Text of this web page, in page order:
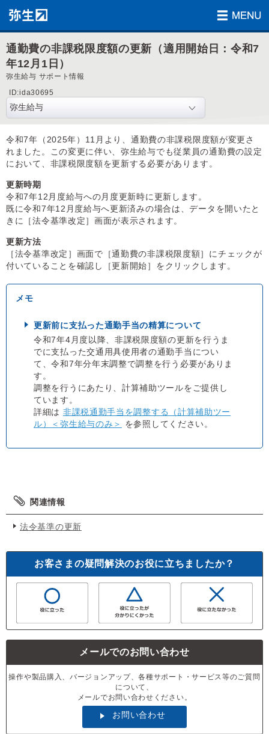
通勤費の非課税限度額の更新（適用開始日：令和7
年12月1日）
弥生給与 サポート情報
ID:ida30695
令和7年（2025年）11月より、通勤費の非課税限度額が変更さ
れました。この変更に伴い、弥生給与でも従業員の通勤費の設定
において、非課税限度額を更新する必要があります。
更新時期
令和7年12月度給与への月度更新時に更新します。
既に令和7年12月度給与へ更新済みの場合は、データを開いたと
きに［法令基準改定］画面が表示されます。
更新方法
［法令基準改定］画面で［通勤費の非課税限度額］にチェックが
付いていることを確認し［更新開始］をクリックします。
更新前に支払った通勤手当の精算について
令和7年4月度以降、非課税限度額の更新を行うま
でに支払った交通用具使用者の通勤手当につい
て、令和7年分年末調整で調整を行う必要がありま
す。
調整を行うにあたり、計算補助ツールをご提供し
ています。
詳細は 非課税通勤手当を調整する（計算補助ツー
ル）＜弥生給与のみ＞
を参照してください。
関連情報
法令基準の更新
お客さまの疑問解決のお役に立ちましたか？
メールでのお問い合わせ
操作や製品購入、バージョンアップ、各種サポート・サービス等のご質問
について、
メールでお問い合わせください。
お問い合わせ